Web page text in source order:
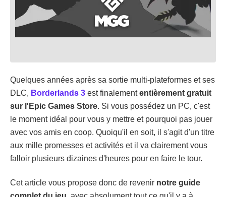
Quelques années après sa sortie multi-plateformes et ses
DLC, Borderlands 3 est finalemententièrement gratuit
sur l'Epic Games Store. Si vous possédez un PC, c'est
le moment idéal pour vous y mettre et pourquoi pas jouer
avec vos amis en coop. Quoiqu'il en soit, il s'agit d'un titre
aux mille promesses et activités et il va clairement vous
falloir plusieurs dizaines d'heures pour en faire le tour.
Cet article vous propose donc de revenir notre guide